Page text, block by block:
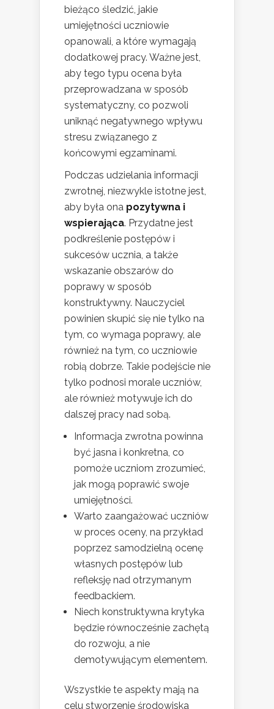
bieżąco śledzić, jakie
umiejętności uczniowie
opanowali, a które wymagają
dodatkowej pracy. Ważne jest,
aby tego typu ocena była
przeprowadzana w sposób
systematyczny, co pozwoli
uniknąć negatywnego wpływu
stresu związanego z
końcowymi egzaminami.
Podczas udzielania informacji
zwrotnej, niezwykle istotne jest,
aby była ona pozytywna i
wspierająca. Przydatne jest
podkreślenie postępów i
sukcesów ucznia, a także
wskazanie obszarów do
poprawy w sposób
konstruktywny. Nauczyciel
powinien skupić się nie tylko na
tym, co wymaga poprawy, ale
również na tym, co uczniowie
robią dobrze. Takie podejście nie
tylko podnosi morale uczniów,
ale również motywuje ich do
dalszej pracy nad sobą.
Informacja zwrotna powinna
być jasna i konkretna, co
pomoże uczniom zrozumieć,
jak mogą poprawić swoje
umiejętności.
Warto zaangażować uczniów
w proces oceny, na przykład
poprzez samodzielną ocenę
własnych postępów lub
refleksję nad otrzymanym
feedbackiem.
Niech konstruktywna krytyka
będzie równocześnie zachętą
do rozwoju, a nie
demotywującym elementem.
Wszystkie te aspekty mają na
celu stworzenie środowiska